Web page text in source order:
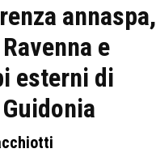
annaspa,
e
esterni di